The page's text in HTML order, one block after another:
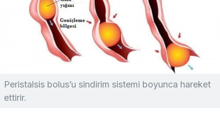
Peristalsis bolus’u sindirim sistemi boyunca hareket
ettirir.